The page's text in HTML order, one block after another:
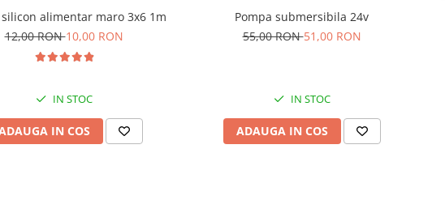
alimentar maro 3x6 1m
12,00 RON10,00 RON
IN STOC
IN COS
Pompa submersibila 24v
55,00 RON51,00 RON
IN STOC
ADAUGA IN COS